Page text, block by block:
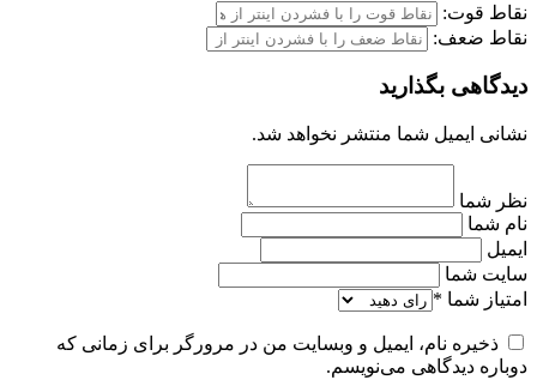
نقاط قوت:
نقاط ضعف:
دیدگاهی بگذارید
نشانی ایمیل شما منتشر نخواهد شد.
نظر شما
نام شما
ایمیل
سایت شما
امتیاز شما *
ذخیره نام، ایمیل و وبسایت من در مرورگر برای زمانی که
دوباره دیدگاهی می‌نویسم.